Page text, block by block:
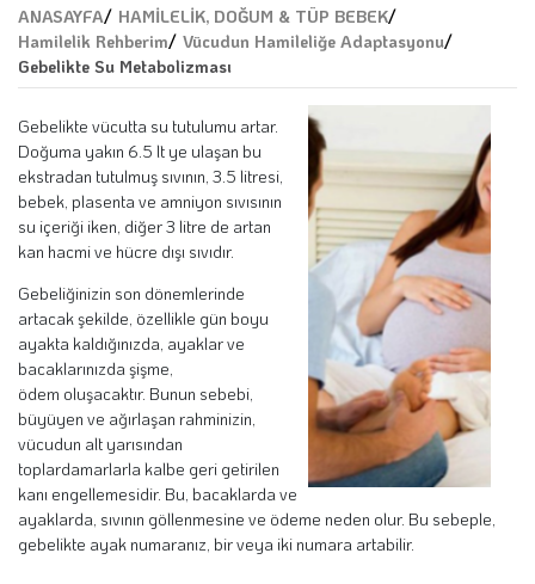
ANASAYFA/ HAMİLELİK, DOĞUM & TÜP BEBEK/
Hamilelik Rehberim/ Vücudun Hamileliğe Adaptasyonu/
Gebelikte Su Metabolizması
Gebelikte vücutta su tutulumu artar.
Doğuma yakın 6.5 lt ye ulaşan bu
ekstradan tutulmuş sıvının, 3.5 litresi,
bebek, plasenta ve amniyon sıvısının
su içeriği iken, diğer 3 litre de artan
kan hacmi ve hücre dışı sıvıdır.
Gebeliğinizin son dönemlerinde
artacak şekilde, özellikle gün boyu
ayakta kaldığınızda, ayaklar ve
bacaklarınızda şişme,
ödem oluşacaktır. Bunun sebebi,
büyüyen ve ağırlaşan rahminizin,
vücudun alt yarısından
toplardamarlarla kalbe geri getirilen
kanı engellemesidir. Bu, bacaklarda ve
ayaklarda, sıvının göllenmesine ve ödeme neden olur. Bu sebeple,
gebelikte ayak numaranız, bir veya iki numara artabilir.